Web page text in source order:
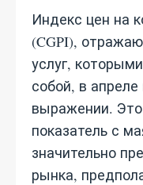
Индекс цен на
(CGPI),
услуг,
собой, в
выражении.
показатель с
значительно
рынка,